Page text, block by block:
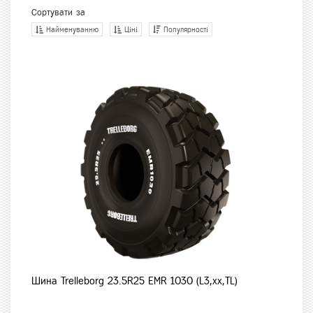
Сортувати за
Найменуванню Ціні Популярності
Шина Trelleborg 23.5R25 EMR 1030 (L3,xx,TL)